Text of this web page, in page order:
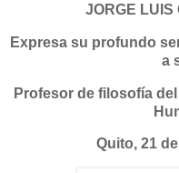
JORGE LUIS
Expresa su profundo
a
Profesor de filosofía
Quito, 21